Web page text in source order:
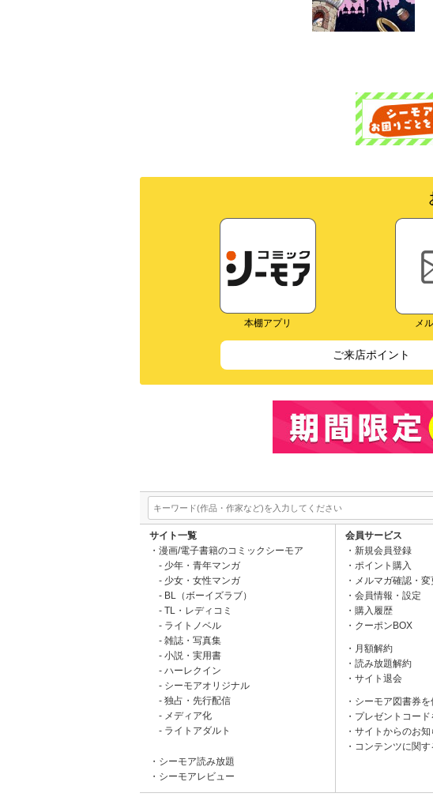
本棚アプリ メ
ご来店ポイント
サイト一覧
漫画/電子書籍のコミックシーモア
少年・青年マンガ
少女・女性マンガ
BL（ボーイズラブ）
TL・レディコミ
ライトノベル
雑誌・写真集
小説・実用書
ハーレクイン
シーモアオリジナル
独占・先行配信
メディア化
ライトアダルト
シーモア読み放題
シーモアレビュー
会員サービス
新規会員登録
ポイント購入
メルマガ確認・変
会員情報・設定
購入履歴
クーポンBOX
月額解約
読み放題解約
サイト退会
シーモア図書券を
プレゼントコード
サイトからのお知
コンテンツに関